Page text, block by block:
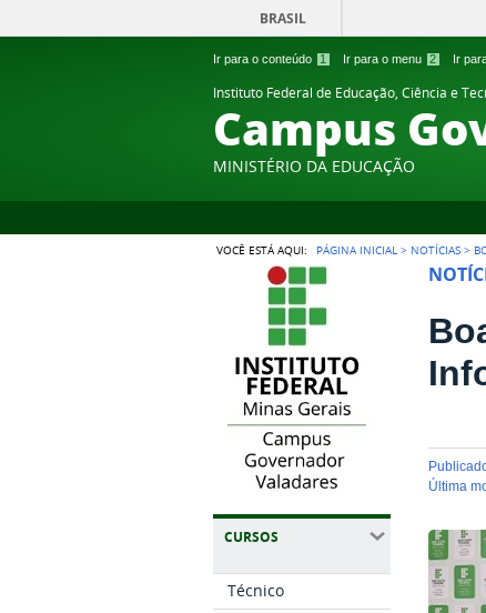
Ir para o conteúdo 1 Ir para o menu 2 Ir
BRASIL
Instituto Federal de Educação, Ciência e
Campus
MINISTÉRIO DA EDUCAÇÃO
VOCÊ ESTÁ AQUI: PÁGINA INICIAL > NOTÍCIAS >
CURSOS
Técnico
última